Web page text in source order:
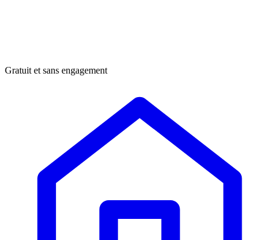
Gratuit et sans engagement